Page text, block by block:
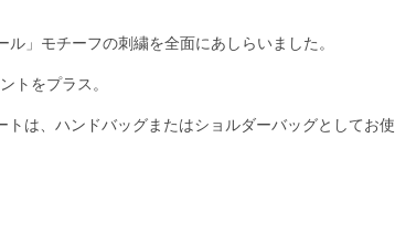
」モチーフの刺繍を全面にあしらいました。
トをプラス。
は、ハンドバッグまたはショルダーバッグとしてお使